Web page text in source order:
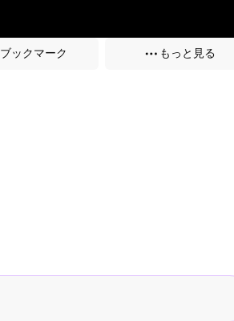
ブックマーク もっと見る